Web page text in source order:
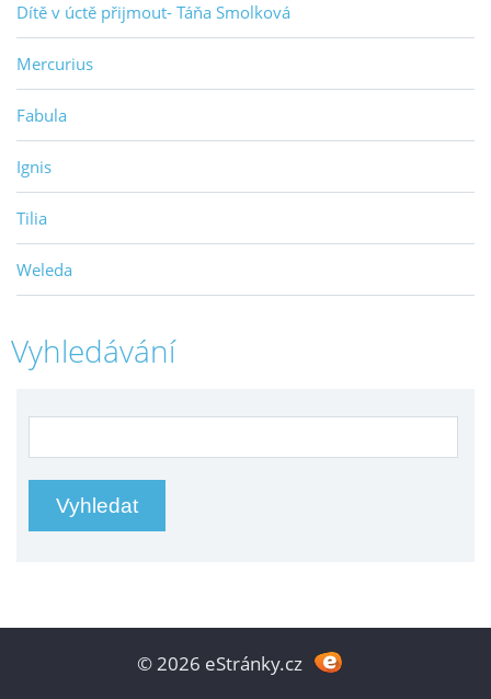
Dítě v úctě přijmout- Táňa Smolková
Mercurius
Fabula
Ignis
Tilia
Weleda
Vyhledávání
© 2026 eStránky.cz